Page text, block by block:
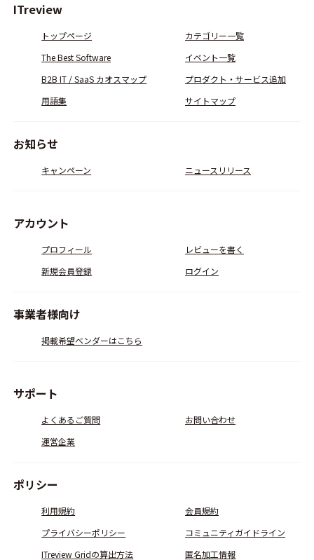
ITreview
トップページ
カテゴリー一覧
The Best Software
イベント一覧
B2B IT / SaaS カオスマップ
プロダクト・サービス追加
用語集
サイトマップ
お知らせ
キャンペーン ニュースリリース
アカウント
プロフィール
レビューを書く
新規会員登録
ログイン
事業者様向け
掲載希望ベンダーはこちら
サポート
よくあるご質問
お問い合わせ
運営企業
ポリシー
利用規約
会員規約
プライバシーポリシー
コミュニティガイドライン
ITreview Gridの算出方法
匿名加工情報